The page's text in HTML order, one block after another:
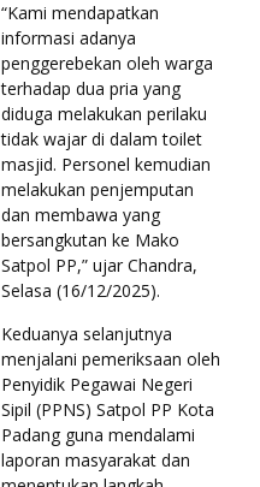
“Kami mendapatkan
informasi adanya
penggerebekan oleh warga
terhadap dua pria yang
diduga melakukan perilaku
tidak wajar di dalam toilet
masjid. Personel kemudian
melakukan penjemputan
dan membawa yang
bersangkutan ke Mako
Satpol PP,” ujar Chandra,
Selasa (16/12/2025).
Keduanya selanjutnya
menjalani pemeriksaan oleh
Penyidik Pegawai Negeri
Sipil (PPNS) Satpol PP Kota
Padang guna mendalami
laporan masyarakat dan